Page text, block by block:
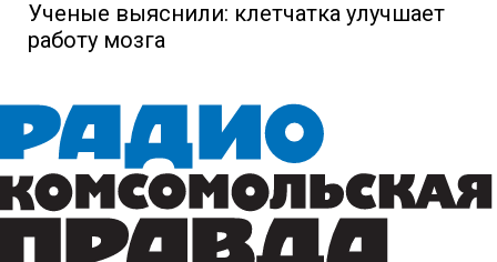
Ученые выяснили: клетчатка улучшает
работу мозга